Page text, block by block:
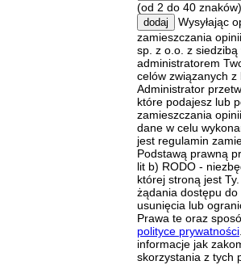
(od 2 do 40 znaków)
dodaj Wysyłając
zamieszczania
sp. z o.o. z siedzibą
administratorem
celów związanych
Administrator
które podajesz lub
zamieszczania
dane w celu
jest regulamin
Podstawą prawną
lit b) RODO -
której stroną jest
żądania dostępu
usunięcia lub
Prawa te oraz
polityce prywatności
informacje jak
skorzystania z tych